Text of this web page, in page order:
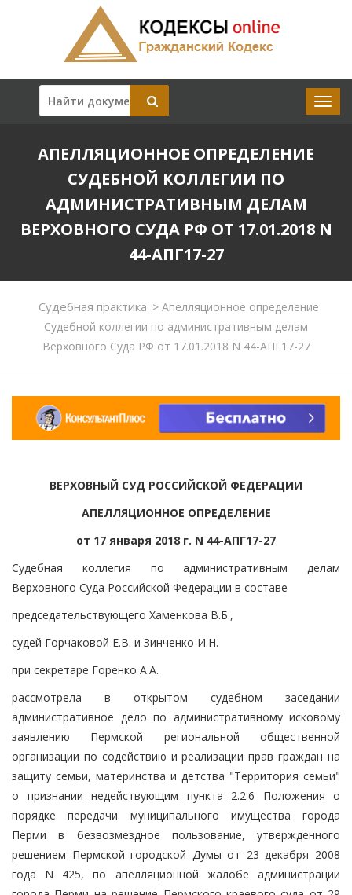
АПЕЛЛЯЦИОННОЕ ОПРЕДЕЛЕНИЕ
СУДЕБНОЙ КОЛЛЕГИИ ПО
АДМИНИСТРАТИВНЫМ ДЕЛАМ
ВЕРХОВНОГО СУДА РФ ОТ 17.01.2018 N
44-АПГ17-27
Судебная практика > Апелляционное определение
Судебной коллегии по административным делам
Верховного Суда РФ от 17.01.2018 N 44-АПГ17-27
ВЕРХОВНЫЙ СУД РОССИЙСКОЙ ФЕДЕРАЦИИ
АПЕЛЛЯЦИОННОЕ ОПРЕДЕЛЕНИЕ
от 17 января 2018 г. N 44-АПГ17-27
Судебная коллегия по административным делам
Верховного Суда Российской Федерации в составе
председательствующего Хаменкова В.Б.,
судей Горчаковой Е.В. и Зинченко И.Н.
при секретаре Горенко А.А.
рассмотрела в открытом судебном заседании
административное дело по административному исковому
заявлению Пермской региональной общественной
организации по содействию и реализации прав граждан на
защиту семьи, материнства и детства "Территория семьи"
о признании недействующим пункта 2.2.6 Положения о
порядке передачи муниципального имущества города
Перми в безвозмездное пользование, утвержденного
решением Пермской городской Думы от 23 декабря 2008
года N 425, по апелляционной жалобе администрации